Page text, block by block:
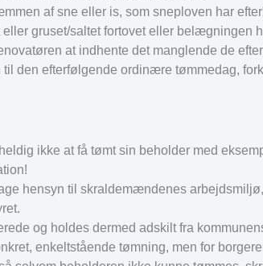
af sne eller is, som sneploven har
gruset/saltet fortovet eller belægningen
at indhente det manglende de
den efterfølgende ordinære tømmedag,
ikke at få tømt sin beholder med
hensyn til skraldemændenes
og holdes dermed adskilt fra
enkeltstående tømning, men for